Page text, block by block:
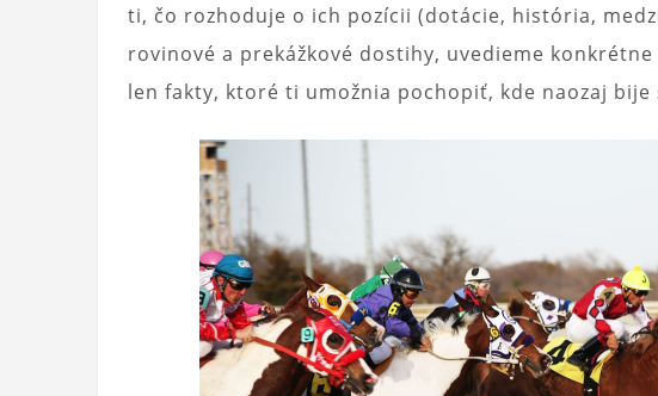
ti, čo rozhoduje o ich pozícii (dotácie, história,
rovinové a prekážkové dostihy, uvedieme
len fakty, ktoré ti umožnia pochopiť, kde naozaj